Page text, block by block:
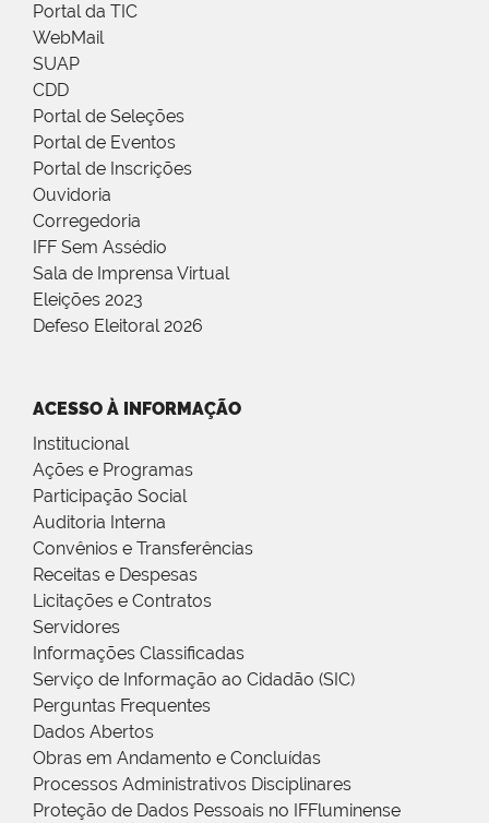
Portal da TIC
WebMail
SUAP
CDD
Portal de Seleções
Portal de Eventos
Portal de Inscrições
Ouvidoria
Corregedoria
IFF Sem Assédio
Sala de Imprensa Virtual
Eleições 2023
Defeso Eleitoral 2026
ACESSO À INFORMAÇÃO
Institucional
Ações e Programas
Participação Social
Auditoria Interna
Convênios e Transferências
Receitas e Despesas
Licitações e Contratos
Servidores
Informações Classificadas
Serviço de Informação ao Cidadão (SIC)
Perguntas Frequentes
Dados Abertos
Obras em Andamento e Concluídas
Processos Administrativos Disciplinares
Proteção de Dados Pessoais no IFFluminense